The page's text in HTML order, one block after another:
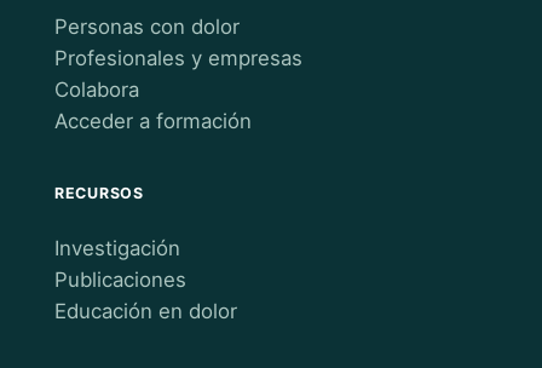
Personas con dolor
Profesionales y empresas
Colabora
Acceder a formación
RECURSOS
Investigación
Publicaciones
Educación en dolor